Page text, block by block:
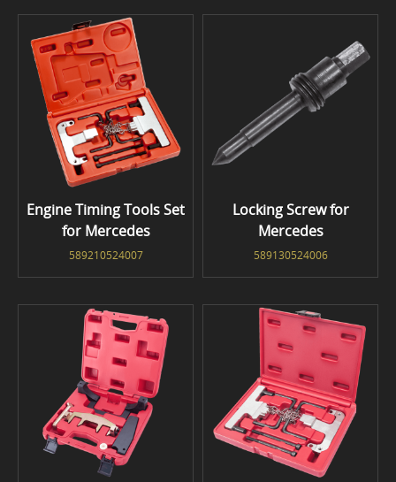
Engine Timing Tools Set
for Mercedes
589210524007
Locking Screw for
Mercedes
589130524006